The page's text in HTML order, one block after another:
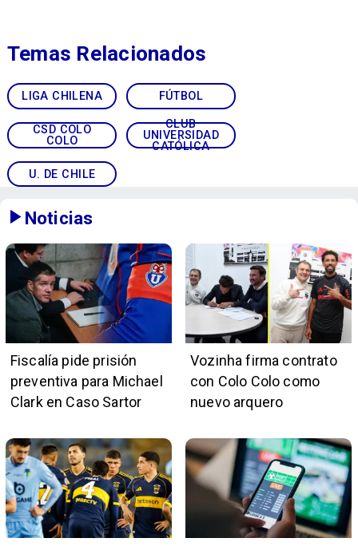
LIGA CHILENA FÚTBOL
CSD COLO
COLO
CLUB
UNIVERSIDAD
CATÓLICA
U. DE CHILE
Temas Relacionados
Noticias
Fiscalía pide prisión
preventiva para Michael
Clark en Caso Sartor
Vozinha firma contrato
con Colo Colo como
nuevo arquero